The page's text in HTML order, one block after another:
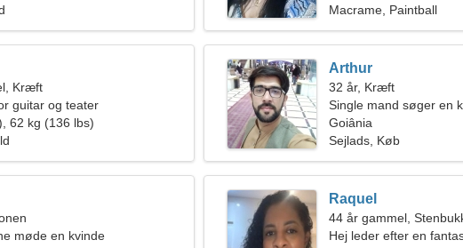
Macrame, Paintball
Kræft
guitar og teater
62 kg (136 lbs)
Arthur
32 år, Kræft
Single mand søger en
Goiânia
Sejlads, Køb
møde en kvinde
Raquel
44 år gammel,
Hej leder efter en